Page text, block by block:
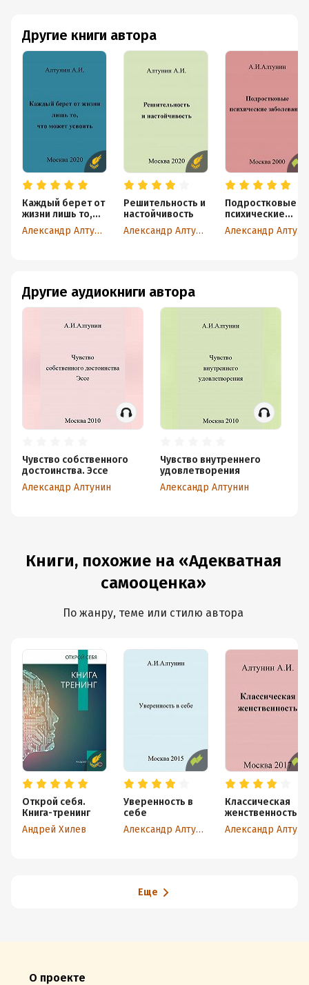
Другие книги автора
Каждый берет от
жизни лишь то,
что может
усвоить
Александр Алтунин
Решительность и
настойчивость
Александр Алтунин
Подростковые
психические
заболевания
Александр Алтунин
Другие аудиокниги автора
Чувство собственного
достоинства. Эссе
Александр Алтунин
Чувство внутреннего
удовлетворения
Александр Алтунин
Книги, похожие на «Адекватная
самооценка»
По жанру, теме или стилю автора
Открой себя.
Книга-тренинг
Андрей Хилев
Уверенность в
себе
Александр Алтунин
Классическая
женственность
Александр Алтунин
Еще
О проекте